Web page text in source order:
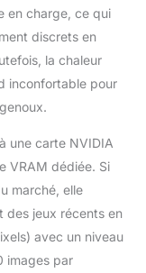
FHD
x 1080) et un
de
Cette
et fluides,
le flou de
une
visuelle
idéale
jeux
en charge, ce qui
discrets en
la chaleur
inconfortable pour
une carte NVIDIA
VRAM dédiée. Si
marché, elle
des jeux récents en
avec un niveau
images par